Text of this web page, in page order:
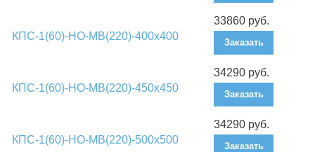
КПС-1(60)-НО-МВ(220)-400х400
33860 руб.
Заказать
КПС-1(60)-НО-МВ(220)-450х450
34290 руб.
Заказать
КПС-1(60)-НО-МВ(220)-500х500
34290 руб.
Заказать